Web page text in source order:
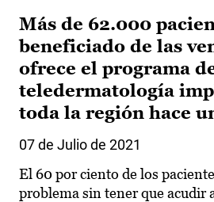
Más de 62.000
beneficiado de las
ofrece el programa
teledermatología
toda la región hace
07 de Julio de 2021
El 60 por ciento de los
problema sin tener que acudir